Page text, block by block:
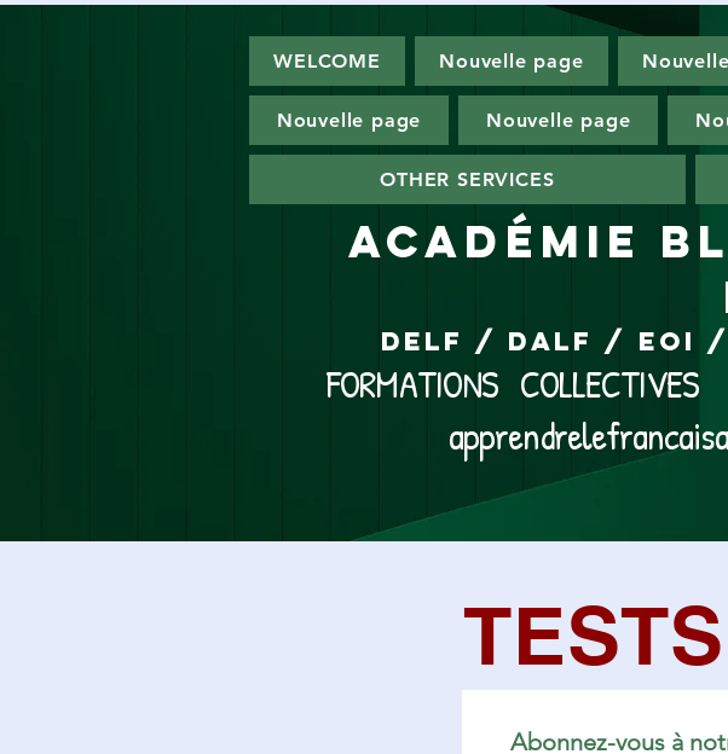
WELCOME Nouvelle page
Nouvelle page Nouvelle page
OTHER SERVICES
ACADÉMIE
DELF / DALF /
FORMATIONS
Abonnez-vous à